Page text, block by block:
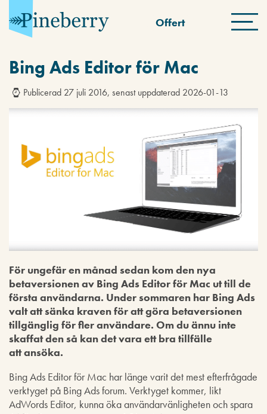
Offert
Bing Ads Editor för Mac
Publicerad 27 juli 2016, senast uppdaterad 2026-01-13
För ungefär en månad sedan kom den nya
betaversionen av Bing Ads Editor för Mac ut till de
första användarna. Under sommaren har Bing Ads
valt att sänka kraven för att göra betaversionen
tillgänglig för fler användare. Om du ännu inte
skaffat den så kan det vara ett bra tillfälle
att ansöka.
Bing Ads Editor för Mac har länge varit det mest efterfrågade
verktyget på Bing Ads forum. Verktyget kommer, likt
AdWords Editor, kunna öka användarvänligheten och spara